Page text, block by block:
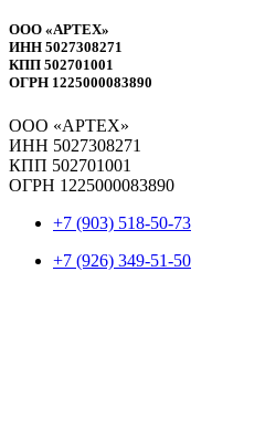
ООО «АРТЕХ»
ИНН 5027308271
КПП 502701001
ОГРН 1225000083890
ООО «АРТЕХ»
ИНН 5027308271
КПП 502701001
ОГРН 1225000083890
+7 (903) 518-50-73
+7 (926) 349-51-50